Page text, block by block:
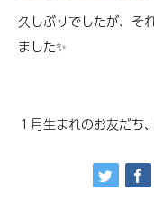
久しぶりでしたが、そ
ました✨
１月生まれのお友だち